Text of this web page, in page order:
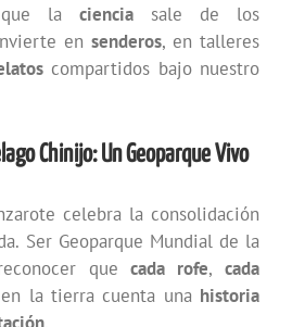
que laciencia sale de los
ensenderos, en talleres
compartidos bajo nuestro
Chinijo: Un Geoparque Vivo
celebra la consolidación
Ser Geoparque Mundial de la
quecada rofe,cada
en la tierra cuenta una historia
.